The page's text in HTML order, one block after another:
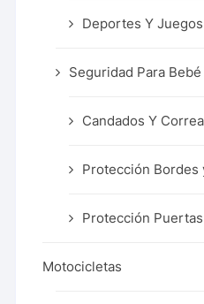
Deportes Y
Seguridad Para Bebé
Candados Y
Protección Bordes
Protección
Motocicletas